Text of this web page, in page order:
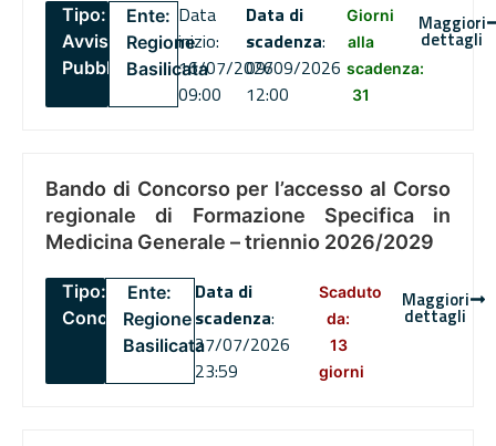
Tipo:
Avviso
Pubblico
Ente:
Regione
Basilicata
Data
inizio:
16/07/2026
09:00
Data di
scadenza:
09/09/2026
12:00
Giorni
alla
scadenza:
31
Maggiori
dettagli
Bando di Concorso per l’accesso al Corso
regionale di Formazione Specifica in
Medicina Generale – triennio 2026/2029
Tipo:
Concorsi
Ente:
Regione
Basilicata
Data di
scadenza:
27/07/2026
23:59
Scaduto
da:
13
giorni
Maggiori
dettagli